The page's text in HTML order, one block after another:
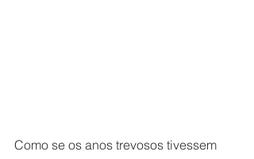
Como se os anos trevosos tivessem